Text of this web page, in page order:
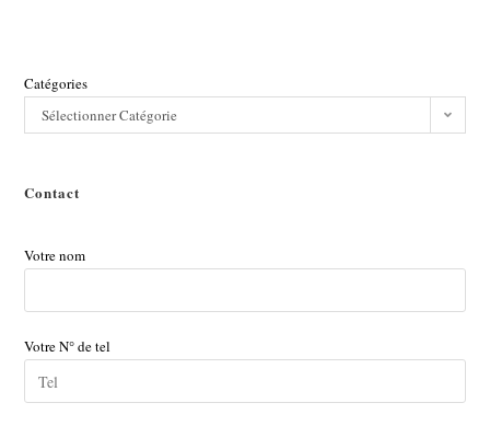
Catégories
Sélectionner Catégorie
Contact
Votre nom
Votre N° de tel